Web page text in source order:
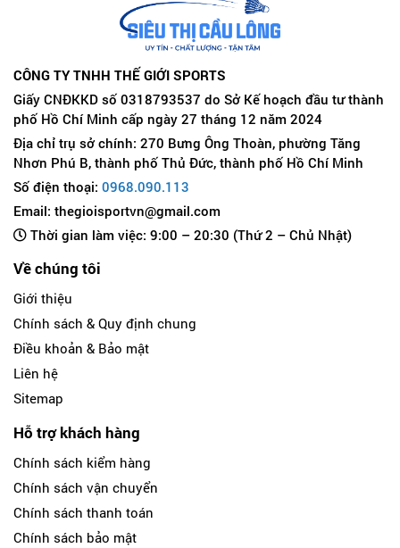
CÔNG TY TNHH THẾ GIỚI SPORTS
Giấy CNĐKKD số 0318793537 do Sở Kế hoạch đầu tư thành
phố Hồ Chí Minh cấp ngày 27 tháng 12 năm 2024
Địa chỉ trụ sở chính: 270 Bưng Ông Thoàn, phường Tăng
Nhơn Phú B, thành phố Thủ Đức, thành phố Hồ Chí Minh
Số điện thoại: 0968.090.113
Email: thegioisportvn@gmail.com
Thời gian làm việc: 9:00 – 20:30 (Thứ 2 – Chủ Nhật)
Về chúng tôi
Giới thiệu
Chính sách & Quy định chung
Điều khoản & Bảo mật
Liên hệ
Sitemap
Hỗ trợ khách hàng
Chính sách kiểm hàng
Chính sách vận chuyển
Chính sách thanh toán
Chính sách bảo mật